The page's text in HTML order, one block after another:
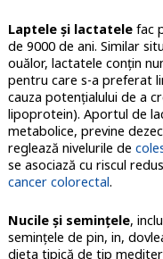
Laptele şi lactatelefac
de 9000 de ani. Similar
ouălor, lactatele conţin
pentru care s-a preferat
cauza potenţialului de a
lipoprotein). Aportul de
metabolice, previne
reglează nivelurile de
se asociază cu riscul
cancer colorectal.
Nucile şi seminţele,
semințele de pin, in,
dieta tipică de tip